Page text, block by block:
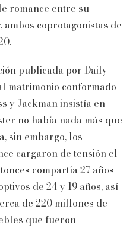
romance entre su
ambos coprotagonistas de
publicada por Daily
matrimonio conformado
y Jackman insistía en
no había nada más que
sin embargo, los
cargaron de tensión el
compartía 27 años
de 24 y 19 años, así
de 220 millones de
que fueron